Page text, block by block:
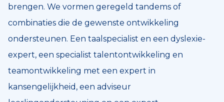
brengen. We vormen geregeld tandems of
combinaties die de gewenste ontwikkeling
ondersteunen. Een taalspecialist en een dyslexie-
expert, een specialist talentontwikkeling en
teamontwikkeling met een expert in
kansengelijkheid, een adviseur